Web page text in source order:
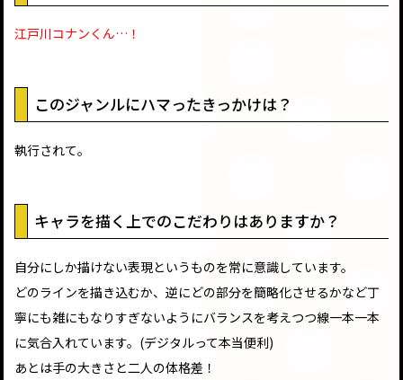
江戸川コナンくん…！
このジャンルにハマったきっかけは？
執行されて。
キャラを描く上でのこだわりはありますか？
自分にしか描けない表現というものを常に意識しています。
どのラインを描き込むか、逆にどの部分を簡略化させるかなど丁
寧にも雑にもなりすぎないようにバランスを考えつつ線一本一本
に気合入れています。(デジタルって本当便利)
あとは手の大きさと二人の体格差！